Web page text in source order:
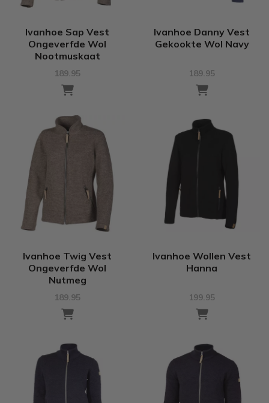
Ivanhoe Sap Vest
Ongeverfde Wol
Nootmuskaat
189.95
Ivanhoe Danny Vest
Gekookte Wol Navy
189.95
Ivanhoe Twig Vest
Ongeverfde Wol
Nutmeg
189.95
Ivanhoe Wollen Vest
Hanna
199.95